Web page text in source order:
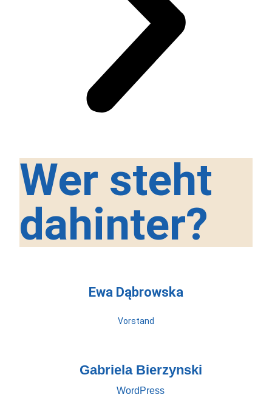
Wer steht
dahinter?
Ewa Dąbrowska
Vorstand
Gabriela Bierzynski
WordPress